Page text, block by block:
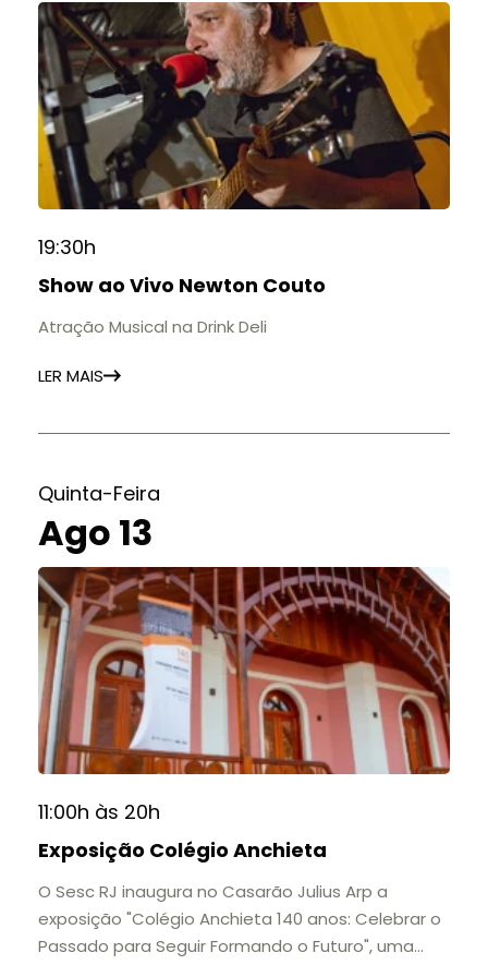
19:30h
Show ao Vivo Newton Couto
Atração Musical na Drink Deli
LER MAIS
Quinta-Feira
Ago 13
11:00h às 20h
Exposição Colégio Anchieta
O Sesc RJ inaugura no Casarão Julius Arp a
exposição "Colégio Anchieta 140 anos: Celebrar o
Passado para Seguir Formando o Futuro", uma